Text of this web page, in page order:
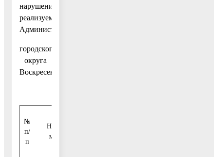
нарушений,
реализуемые
Администрацией
городского
округа
Воскресенск
№
п/
п
Наименование
мероприятия